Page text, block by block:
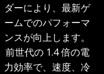
ダーにより、最新ゲ
ームでのパフォーマ
ンスが向上します。
前世代の 1.4 倍の電
力効率で、速度、冷